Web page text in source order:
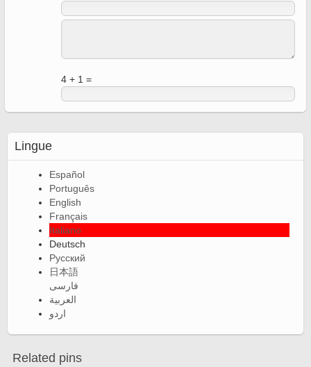
4 + 1 =
Lingue
Español
Português
English
Français
Italiano
Deutsch
Русский
日本語
فارسی
العربية
اردو
Related pins